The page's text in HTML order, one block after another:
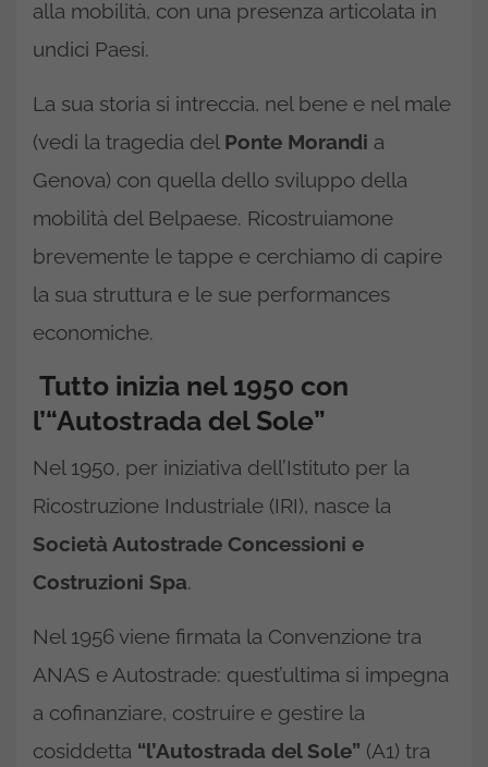
alla mobilità, con una presenza articolata in
undici Paesi.
La sua storia si intreccia, nel bene e nel male
(vedi la tragedia del Ponte Morandi a
Genova) con quella dello sviluppo della
mobilità del Belpaese. Ricostruiamone
brevemente le tappe e cerchiamo di capire
la sua struttura e le sue performances
economiche.
Tutto inizia nel 1950 con
l’“Autostrada del Sole”
Nel 1950, per iniziativa dell’Istituto per la
Ricostruzione Industriale (IRI), nasce la
Società Autostrade Concessioni e
Costruzioni Spa.
Nel 1956 viene firmata la Convenzione tra
ANAS e Autostrade: quest’ultima si impegna
a cofinanziare, costruire e gestire la
cosiddetta “l’Autostrada del Sole” (A1) tra